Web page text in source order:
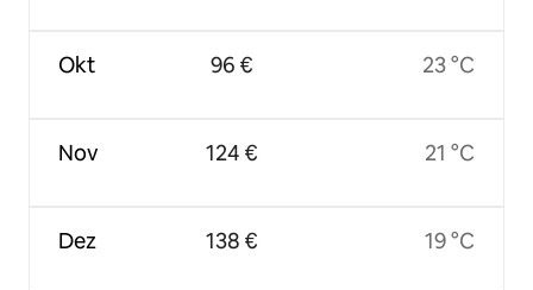
Okt
Nov
Dez
96 €
124 €
138 €
23 °C
21 °C
19 °C